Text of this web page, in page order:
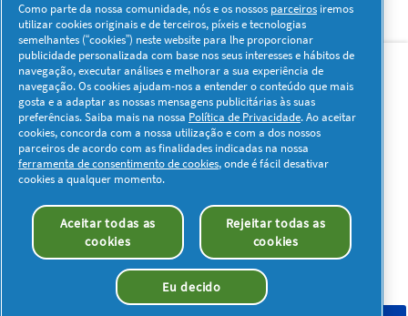
Sobre nós Contacto Visitar www.pg.com
Redes Sociais
Os meus dados Privacidade
Sobre os Cookies
Termos e Condições
Declaração de Acessibilidade
© 2026 Procter & Gamble. Todos os direitos reservados. O uso e
acesso à informação presentes neste site estão sujeitos aos
termos e condições definidos no nosso acordo legal.
Como parte da nossa comunidade, nós e os nossos parceiros iremos
utilizar cookies originais e de terceiros, píxeis e tecnologias
semelhantes (“cookies”) neste website para lhe proporcionar
publicidade personalizada com base nos seus interesses e hábitos de
navegação, executar análises e melhorar a sua experiência de
navegação. Os cookies ajudam-nos a entender o conteúdo que mais
gosta e a adaptar as nossas mensagens publicitárias às suas
preferências. Saiba mais na nossa Política de Privacidade. Ao aceitar
cookies, concorda com a nossa utilização e com a dos nossos
parceiros de acordo com as finalidades indicadas na nossa
ferramenta de consentimento de cookies, onde é fácil desativar
cookies a qualquer momento.
Aceitar todas as
cookies
Rejeitar todas as
cookies
Eu decido